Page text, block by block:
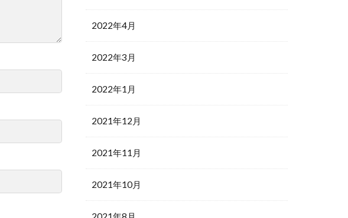
2022年4月
2022年3月
2022年1月
2021年12月
2021年11月
2021年10月